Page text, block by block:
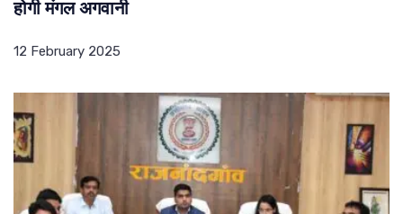
होगी मंगल अगवानी
12 February 2025